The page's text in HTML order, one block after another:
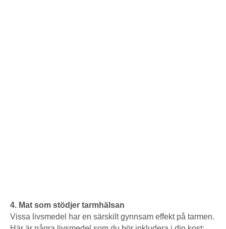
4. Mat som stödjer tarmhälsan
Vissa livsmedel har en särskilt gynnsam effekt på tarmen.